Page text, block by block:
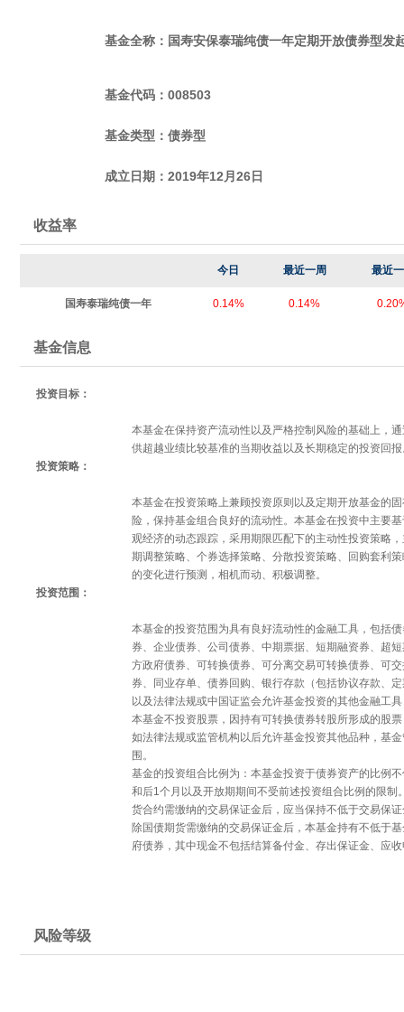
基金全称：国寿安保泰瑞纯债一年定期开放债券型发
基金代码：008503
基金类型：债券型
成立日期： 2019年12月26日
收益率
今日 最近一周 最近
国寿泰瑞纯债一年 0.14% 0.14%
基金信息
投资目标：
本基金在保持资产流动性以及严格控制风险的基础上，
供超越业绩比较基准的当期收益以及长期稳定的投资回
投资策略：
本基金在投资策略上兼顾投资原则以及定期开放基金的
险，保持基金组合良好的流动性。本基金在投资中主要
观经济的动态跟踪，采用期限匹配下的主动性投资策略
期调整策略、个券选择策略、分散投资策略、回购套利
的变化进行预测，相机而动、积极调整。
投资范围：
本基金的投资范围为具有良好流动性的金融工具，包括
券、企业债券、公司债券、中期票据、短期融资券、超
方政府债券、可转换债券、可分离交易可转换债券、可
券、同业存单、债券回购、银行存款（包括协议存款、
以及法律法规或中国证监会允许基金投资的其他金融工
本基金不投资股票，因持有可转换债券转股所形成的股
如法律法规或监管机构以后允许基金投资其他品种，基
围。
基金的投资组合比例为：本基金投资于债券资产的比例
和后1个月以及开放期期间不受前述投资组合比例的限
货合约需缴纳的交易保证金后，应当保持不低于交易保
除国债期货需缴纳的交易保证金后，本基金持有不低于
府债券，其中现金不包括结算备付金、存出保证金、应
风险等级